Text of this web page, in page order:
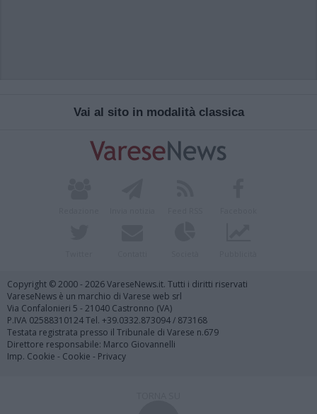
Vai al sito in modalità classica
Copyright © 2000 - 2026 VareseNews.it. Tutti i diritti riservati
VareseNews è un marchio di Varese web srl
Via Confalonieri 5 - 21040 Castronno (VA)
P.IVA 02588310124 Tel. +39.0332.873094 / 873168
Testata registrata presso il Tribunale di Varese n.679
Direttore responsabile: Marco Giovannelli
Imp. Cookie - Cookie - Privacy